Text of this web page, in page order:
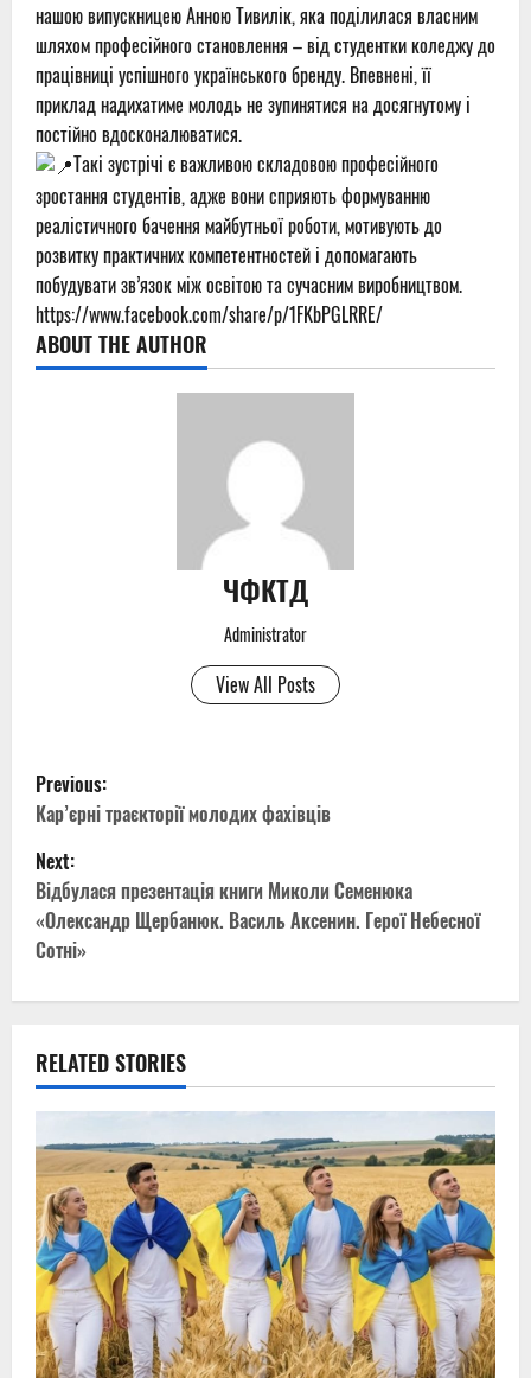
нашою випускницею Анною Тивилік, яка поділилася власним
шляхом професійного становлення – від студентки коледжу до
працівниці успішного українського бренду. Впевнені, її
приклад надихатиме молодь не зупинятися на досягнутому і
постійно вдосконалюватися.
Такі зустрічі є важливою складовою професійного
зростання студентів, адже вони сприяють формуванню
реалістичного бачення майбутньої роботи, мотивують до
розвитку практичних компетентностей і допомагають
побудувати зв’язок між освітою та сучасним виробництвом.
https://www.facebook.com/share/p/1FKbPGLRRE/
ABOUT THE AUTHOR
ЧФКТД
Administrator
View All Posts
P
o
s
t
n
v
i
g
a
t
i
Previous:
Кар’єрні траєкторії молодих фахівців
Next:
Відбулася презентація книги Миколи Семенюка
«Олександр Щербанюк. Василь Аксенин. Герої Небесної
Сотні»
RELATED STORIES